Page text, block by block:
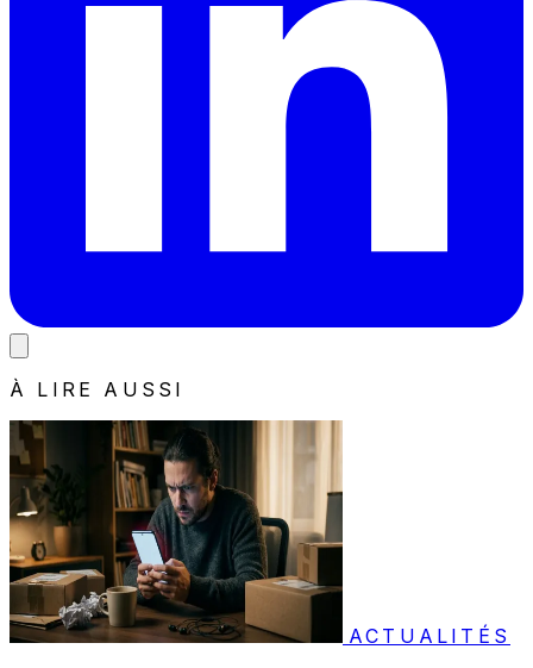
À LIRE AUSSI
ACTUALITÉS